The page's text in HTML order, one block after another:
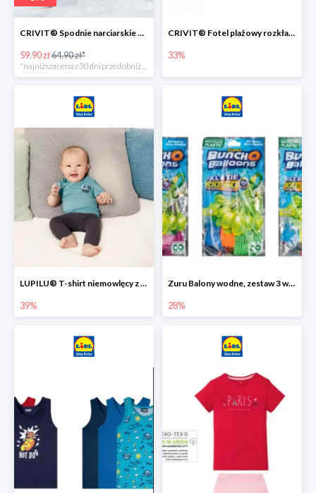
CRIVIT® Spodnie narciarskie dziewczęce
59.90 zł64.90 zł*
*najniższa cena z 30 dni przed obniżką
CRIVIT® Fotel plażowy rozkładany / Brodzik dziecięcy
33%
LUPILU® T-shirt niemowlęcy z biobawełny -39%
39%
Zuru Balony wodne, zestaw 3 wiązek -28%
28%